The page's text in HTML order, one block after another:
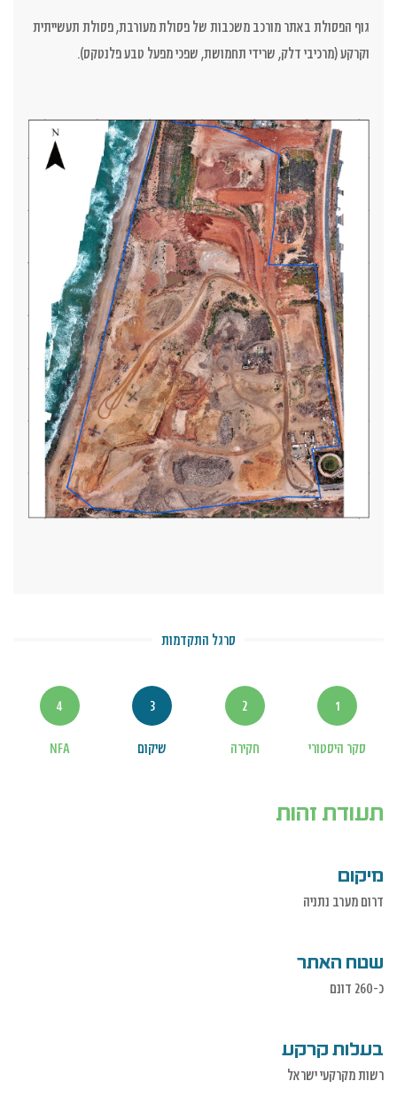
גוף הפסולת באתר מורכב משכבות של פסולת מעורבת, פסולת תעשייתית
וקרקע (מרכיבי דלק, שרידי תחמושת, שפכי מפעל טבע פלנטקס).
סרגל התקדמות
1
סקר היסטורי
2
חקירה
3
שיקום
4
NFA
תעודת זהות
מיקום
דרום מערב נתניה
שטח האתר
כ-260 דונם
בעלות קרקע
רשות מקרקעי ישראל